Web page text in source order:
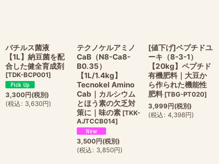
バチルス菌液
【1L】納豆菌を配
合した健全育成剤
[TDK-BCP001]
3,300円(税別)
(税込: 3,630円)
テクノケルアミノ
CaB（N8-Ca8-
B0.35）
【1L/1.4kg】
Tecnokel Amino
Cab｜カルシウム
とほう素の欠乏対
策に｜味の素 [TKK-
AJTCCB014]
3,500円(税別)
(税込: 3,850円)
[値下げ]ペプチドユ
ーキ（8-3-1）
【20kg】ペプチド
有機肥料｜大豆か
ら作られた機能性
肥料 [TBG-PT020]
3,999円(税別)
(税込: 4,398円)